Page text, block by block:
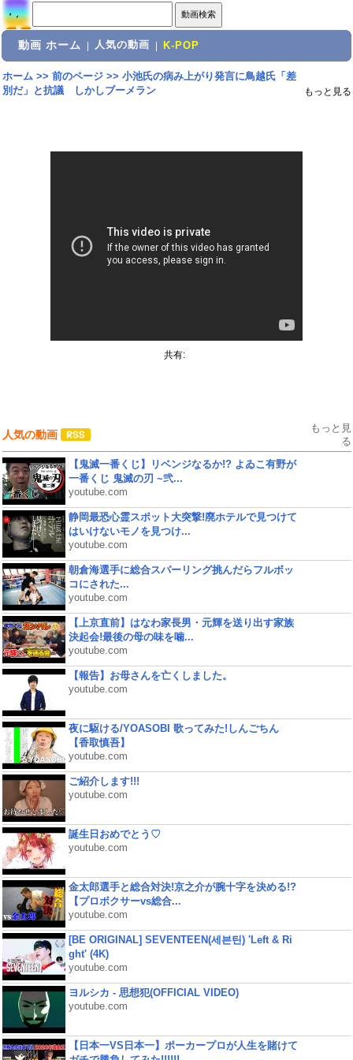
動画 ホーム 人気の動画 K-POP
ホーム>> 前のページ>> 小池氏の病み上がり発言に鳥越氏「差
別だ」と抗議 しかしブーメラン
もっと見る
共有:
人気の動画
もっと見
る
【鬼滅一番くじ】リベンジなるか!? よゐこ有野が
一番くじ 鬼滅の刃 ~弐...
youtube.com
静岡最恐心霊スポット大突撃!廃ホテルで見つけて
はいけないモノを見つけ...
youtube.com
朝倉海選手に総合スパーリング挑んだらフルボッ
コにされた...
youtube.com
【上京直前】はなわ家長男・元輝を送り出す家族
決起会!最後の母の味を噛...
youtube.com
【報告】お母さんを亡くしました。
youtube.com
夜に駆ける/YOASOBI 歌ってみた!しんごちん
【香取慎吾】
youtube.com
ご紹介します!!!
youtube.com
誕生日おめでとう♡
youtube.com
金太郎選手と総合対決!京之介が腕十字を決める!?
【プロボクサーvs総合...
youtube.com
[BE ORIGINAL] SEVENTEEN(세븐틴) 'Left & Ri
ght' (4K)
youtube.com
ヨルシカ - 思想犯(OFFICIAL VIDEO)
youtube.com
【日本一VS日本一】ポーカープロが人生を賭けて